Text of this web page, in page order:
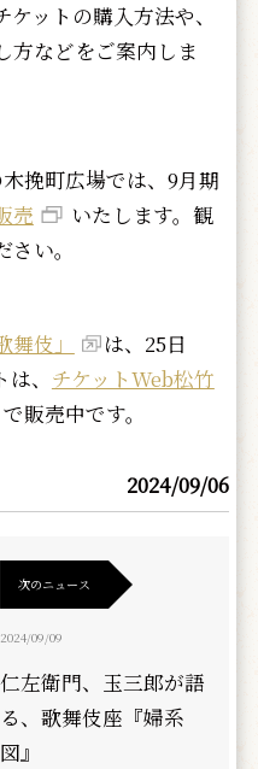
ットの購入方法や、
方などをご案内しま
挽町広場では、9月期
売
いたします。観
い。
伎」
は、25日
、 チケットWeb松竹
で販売中です。
2024/09/06
次のニュース
2024/09/09
仁左衛門、玉三郎が語
る、歌舞伎座『婦系
図』